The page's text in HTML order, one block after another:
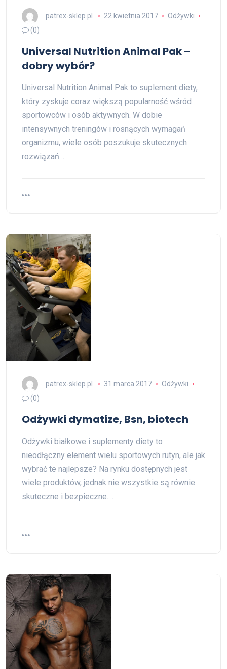
patrex-sklep.pl 22 kwietnia 2017
Odżywki
(0)
Universal Nutrition Animal Pak –
dobry wybór?
Universal Nutrition Animal Pak to suplement diety,
który zyskuje coraz większą popularność wśród
sportowców i osób aktywnych. W dobie
intensywnych treningów i rosnących wymagań
organizmu, wiele osób poszukuje skutecznych
rozwiązań…
patrex-sklep.pl 31 marca 2017
Odżywki
(0)
Odżywki dymatize, Bsn, biotech
Odżywki białkowe i suplementy diety to
nieodłączny element wielu sportowych rutyn, ale jak
wybrać te najlepsze? Na rynku dostępnych jest
wiele produktów, jednak nie wszystkie są równie
skuteczne i bezpieczne.…